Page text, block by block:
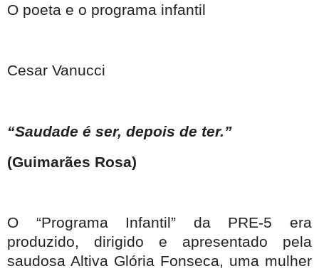
O poeta e o programa infantil
Cesar Vanucci
“Saudade é ser, depois de ter.”
(Guimarães Rosa)
O “Programa Infantil” da PRE-5 era
produzido, dirigido e apresentado pela
saudosa Altiva Glória Fonseca, uma mulher